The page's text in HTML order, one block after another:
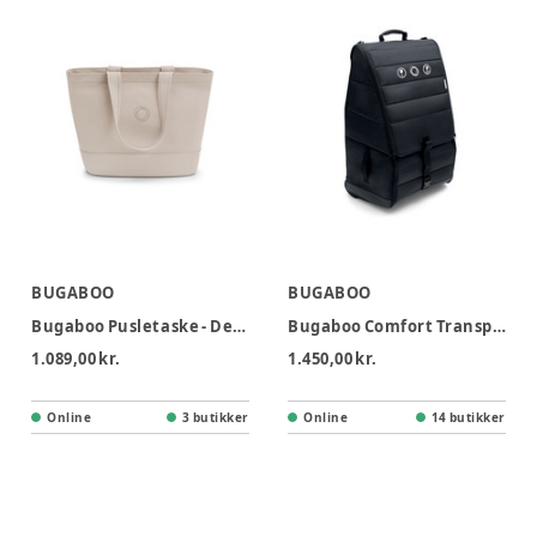
BUGABOO
Bugaboo Pusletaske - Desert Taupe
1.089,00 kr.
Online 3 butikker
BUGABOO
Bugaboo Comfort Transporttaske
1.450,00 kr.
Online 14 butikker